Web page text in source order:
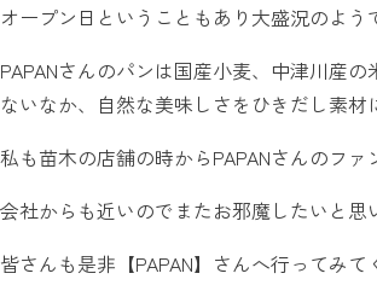
オープン日ということもあり大盛況のよう
PAPANさんのパンは国産小麦、中津川産
ないなか、自然な美味しさをひきだし素材
私も苗木の店舗の時からPAPANさんのファ
会社からも近いのでまたお邪魔したいと
皆さんも是非【PAPAN】さんへ行ってみて